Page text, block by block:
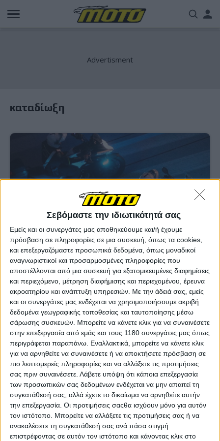
Σεβόμαστε την ιδιωτικότητά σας
Εμείς και οι συνεργάτες μας αποθηκεύουμε και/ή έχουμε
πρόσβαση σε πληροφορίες σε μια συσκευή, όπως τα cookies,
και επεξεργαζόμαστε προσωπικά δεδομένα, όπως μοναδικοί
αναγνωριστικοί και προσαρμοσμένες πληροφορίες που
αποστέλλονται από μια συσκευή για εξατομικευμένες διαφημίσεις
και περιεχόμενο, μέτρηση διαφήμισης και περιεχομένου, έρευνα
ακροατηρίου και ανάπτυξη υπηρεσιών. Με την άδειά σας, εμείς
και οι συνεργάτες μας ενδέχεται να χρησιμοποιήσουμε ακριβή
δεδομένα γεωγραφικής τοποθεσίας και ταυτοποίησης μέσω
σάρωσης συσκευών. Μπορείτε να κάνετε κλικ για να συναινέσετε
στην επεξεργασία από εμάς και τους 1180 συνεργάτες μας όπως
περιγράφεται παραπάνω. Εναλλακτικά, μπορείτε να κάνετε κλικ
για να αρνηθείτε να συναινέσετε ή να αποκτήσετε πρόσβαση σε
πιο λεπτομερείς πληροφορίες και να αλλάξετε τις προτιμήσεις
σας πριν συναινέσετε. Λάβετε υπόψη ότι κάποια επεξεργασία
των προσωπικών σας δεδομένων ενδέχεται να μην απαιτεί τη
συγκατάθεσή σας, αλλά έχετε το δικαίωμα να αρνηθείτε αυτήν
την επεξεργασία. Οι προτιμήσεις σαςθα ισχύουν μόνο για αυτόν
τον ιστότοπο. Μπορείτε να αλλάξετε τις προτιμήσεις σας ή να
ανακαλέσετε τη συγκατάθεσή σας ανά πάσα στιγμή
επιστρέφοντας σε αυτόν τον ιστότοπο και κάνοντας κλικ στο
Παράκαμψη
προς
καταδίωξη
Επικαιρότητα 5/1/2026
Κερατσίνι: Νέα καταδίωξη ανηλίκων με κλεμμένη
μοτοσυκλέτα - 15χρονος προσπάθησε να συνεχίσει
πεζός
Ανήλικος αναβάτης σε κλεμμένη μοτοσυκλέτα χωρίς πινακίδα
δεν συμμορφώθηκε σε έλεγχο της Ομάδας ΔΙ.ΑΣ., παραβίασε
ερυθρό σηματοδότη και επιχείρησε να διαφύγει, με την
καταδίωξη να καταλήγει σε σύγκρουσ...
Επικαιρότητα
Καταδίωξη ανήλικου στο αντίθετο ρεύμα με
κλεμμένο δίκυκλο - Στη Θεσσαλονίκη [VIDEO]
Σκηνές από ταινία του Hollywood είχαμε στη Θεσσαλονίκη με
ανήλικο αναβάτη να προσπαθεί να ξεφύγει απ...
Επικαιρότητα
Διαρρήκτες εμβόλισαν με αυτοκίνητο